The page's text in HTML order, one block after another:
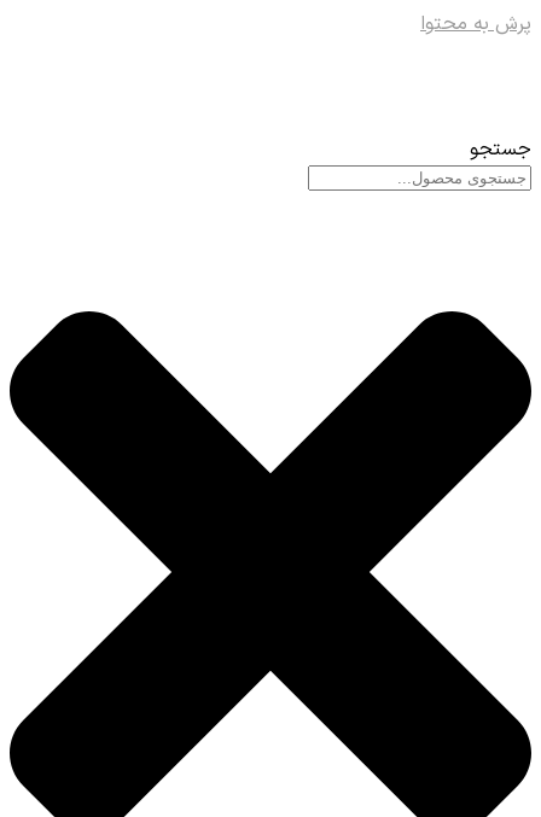
پرش به محتوا
جستجو